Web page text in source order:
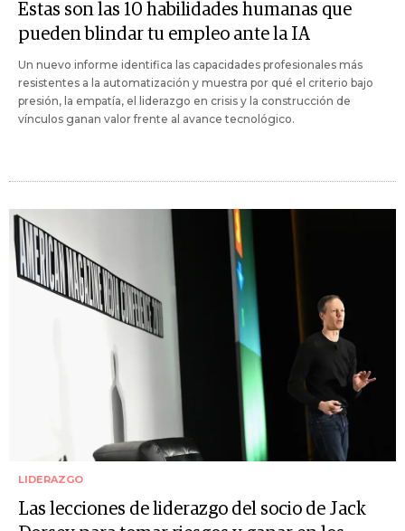
Estas son las 10 habilidades humanas que
pueden blindar tu empleo ante la IA
Un nuevo informe identifica las capacidades profesionales más
resistentes a la automatización y muestra por qué el criterio bajo
presión, la empatía, el liderazgo en crisis y la construcción de
vínculos ganan valor frente al avance tecnológico.
LIDERAZGO
Las lecciones de liderazgo del socio de Jack